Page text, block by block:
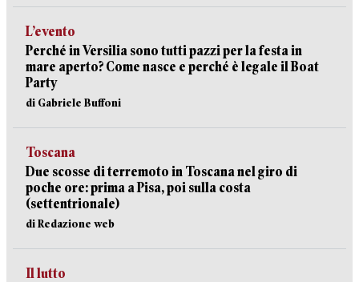
L’evento
Perché in Versilia sono tutti pazzi per la festa in
mare aperto? Come nasce e perché è legale il Boat
Party
di Gabriele Buffoni
Toscana
Due scosse di terremoto in Toscana nel giro di
poche ore: prima a Pisa, poi sulla costa
(settentrionale)
di Redazione web
Il lutto